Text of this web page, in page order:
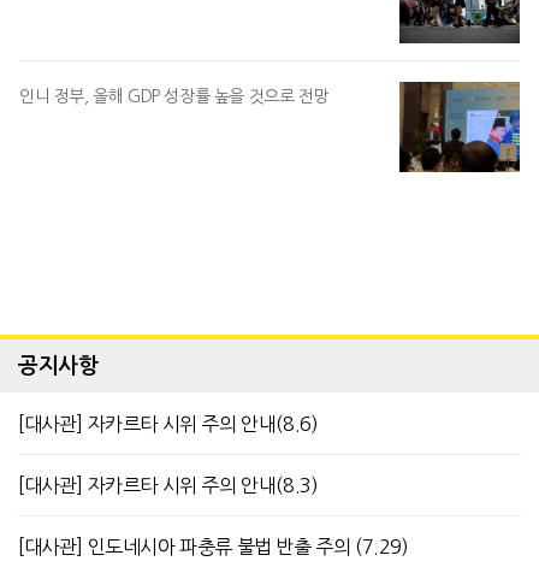
인니 정부, 올해 GDP 성장률 높을 것으로 전망
공지사항
[대사관] 자카르타 시위 주의 안내(8.6)
[대사관] 자카르타 시위 주의 안내(8.3)
[대사관] 인도네시아 파충류 불법 반출 주의 (7.29)